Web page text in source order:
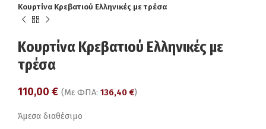
Κουρτίνα Κρεβατιού Ελληνικές με τρέσα
Κουρτίνα Κρεβατιού Ελληνικές με
τρέσα
110,00 € (Με ΦΠΑ: 136,40 €)
Άμεσα διαθέσιμο